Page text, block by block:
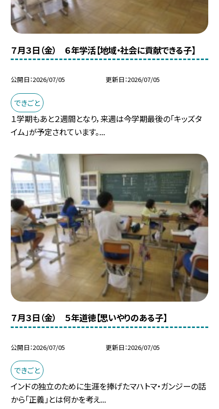
７月３日（金） ６年学活【地域・社会に貢献できる子】
公開日 2026/07/05 更新日 2026/07/05
できごと
１学期もあと２週間となり，来週は今学期最後の「キッズタ
イム」が予定されています。...
７月３日（金） ５年道徳【思いやりのある子】
公開日 2026/07/05 更新日 2026/07/05
できごと
インドの独立のために生涯を捧げたマハトマ・ガンジーの話
から「正義」とは何かを考え...